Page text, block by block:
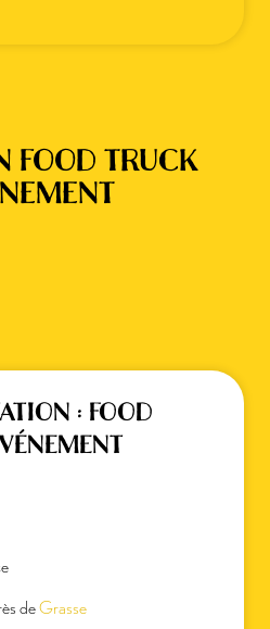
FOOD TRUCK
: FOOD
deGrasse